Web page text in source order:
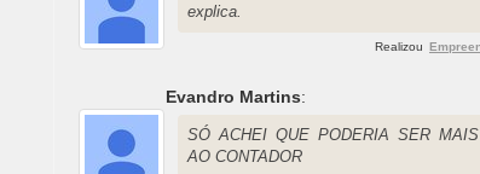
explica.
Realizou
Evandro Martins:
SÓ ACHEI QUE PODERIA SER MAIS
AO CONTADOR